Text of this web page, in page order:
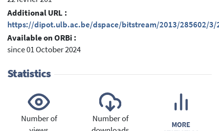
Additional URL :
https://dipot.ulb.ac.be/dspace/bitstream/2013/285602/3/
Available on ORBi :
since 01 October 2024
Statistics
Number of
Number of
MORE